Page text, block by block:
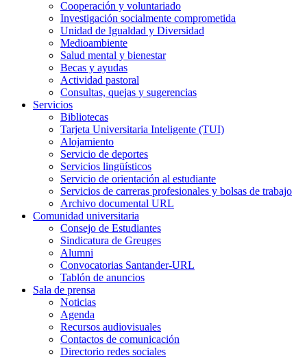
Cooperación y voluntariado
Investigación socialmente comprometida
Unidad de Igualdad y Diversidad
Medioambiente
Salud mental y bienestar
Becas y ayudas
Actividad pastoral
Consultas, quejas y sugerencias
Servicios
Bibliotecas
Tarjeta Universitaria Inteligente (TUI)
Alojamiento
Servicio de deportes
Servicios lingüísticos
Servicio de orientación al estudiante
Servicios de carreras profesionales y bolsas de trabajo
Archivo documental URL
Comunidad universitaria
Consejo de Estudiantes
Sindicatura de Greuges
Alumni
Convocatorias Santander-URL
Tablón de anuncios
Sala de prensa
Noticias
Agenda
Recursos audiovisuales
Contactos de comunicación
Directorio redes sociales